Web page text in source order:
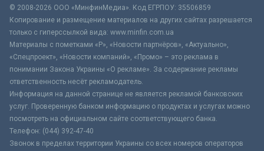
© 2008-2026 ООО «МинфинМедиа». Код ЕГРПОУ: 35506859
Копирование и размещение материалов на других сайтах разрешается
только с гиперссылкой вида: www.minfin.com.ua
Материалы с пометками «Р», «Новости партнёров», «Актуально»,
«Спецпроект», «Новости компаний», «Промо» – это реклама в
понимании Закона Украины «О рекламе». За содержание рекламы
ответственность несёт рекламодатель.
Информация на данной странице не является рекламой банковских
услуг. Проверенную банком информацию о продуктах и услугах можно
посмотреть на официальном сайте соответствующего банка.
Телефон: (044) 392-47-40
Звонок в пределах территории Украины со всех номеров операторов